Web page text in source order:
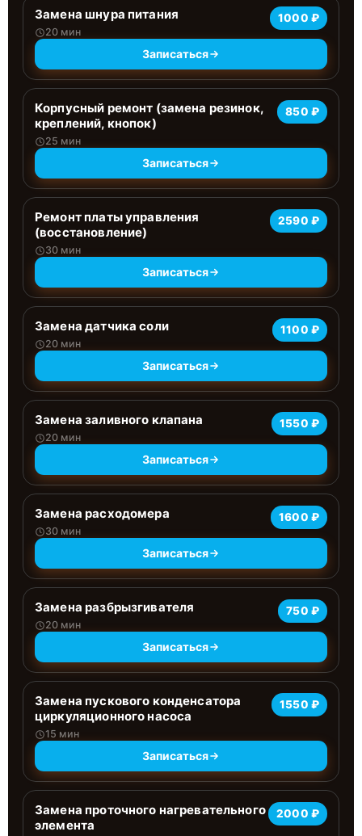
Замена шнура питания
20 мин
1000 ₽
Записаться
Корпусный ремонт (замена резинок,
креплений, кнопок)
25 мин
850 ₽
Записаться
Ремонт платы управления
(восстановление)
30 мин
2590 ₽
Записаться
Замена датчика соли
20 мин
1100 ₽
Записаться
Замена заливного клапана
20 мин
1550 ₽
Записаться
Замена расходомера
30 мин
1600 ₽
Записаться
Замена разбрызгивателя
20 мин
750 ₽
Записаться
Замена пускового конденсатора
циркуляционного насоса
15 мин
1550 ₽
Записаться
Замена проточного нагревательного
элемента
2000 ₽